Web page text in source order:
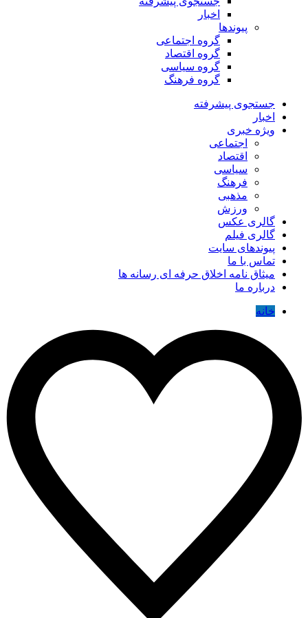
اخبار
پیوندها
گروه اجتماعی
گروه اقتصاد
گروه سیاسی
گروه فرهنگ
جستجوی پیشرفته
اخبار
ویژه خبری
اجتماعی
اقتصاد
سیاسی
فرهنگ
مذهبی
ورزش
گالری عکس
گالری فیلم
پیوندهای سایت
تماس با ما
میثاق نامه اخلاق حرفه ای رسانه ها
درباره ما
خانه